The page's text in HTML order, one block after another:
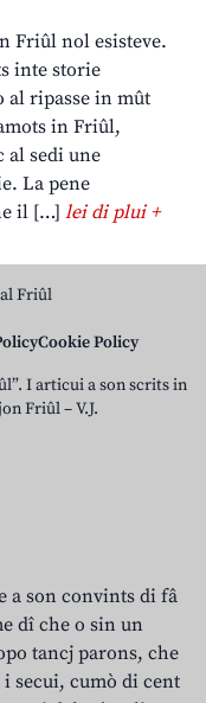
Friûl nol esisteve.
inte storie
al ripasse in mût
in Friûl,
al sedi une
La pene
il […] lei di plui +
Friûl
Cookie Policy
I articui a son scrits in
Friûl – V.J.
a son convints di fâ
dî che o sin un
tancj parons, che
secui, cumò di cent